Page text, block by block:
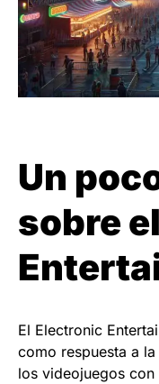
Un
sobre
El Electronic
como respuesta a
los videojuegos